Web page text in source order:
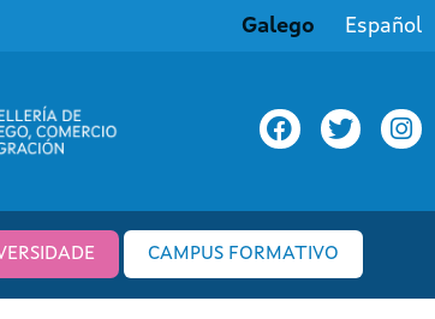
Galego Español
CAMPUS FORMATIVO